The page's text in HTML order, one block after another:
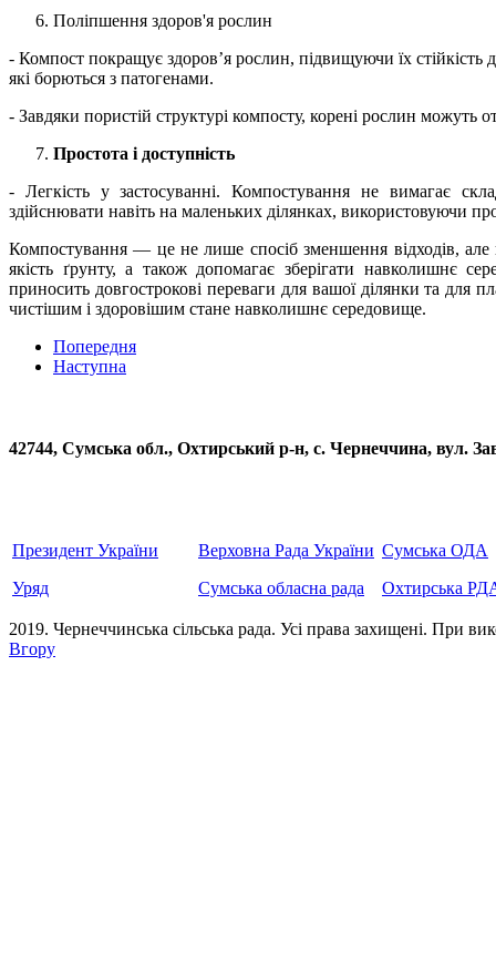
Поліпшення здоров'я рослин
- Компост покращує здоров’я рослин, підвищуючи їх стійкість
які борються з патогенами.
- Завдяки пористій структурі компосту, корені рослин
Простота і доступність
- Легкість у застосуванні. Компостування не вимагає
здійснювати навіть на маленьких ділянках, використовуючи
Компостування — це не лише спосіб зменшення відходів,
якість ґрунту, а також допомагає зберігати навколишнє
приносить довгострокові переваги для вашої ділянки та
чистішим і здоровішим стане навколишнє середовище.
Попередня
Наступна
42744, Сумська обл., Охтирський р-н, с. Чернеччина,
Президент України
Уряд
Верховна Рада України
Сумська обласна рада
Сумська ОДА
Охтирська
2019. Чернеччинська сільська рада. Усi права захищенi. При
Вгору